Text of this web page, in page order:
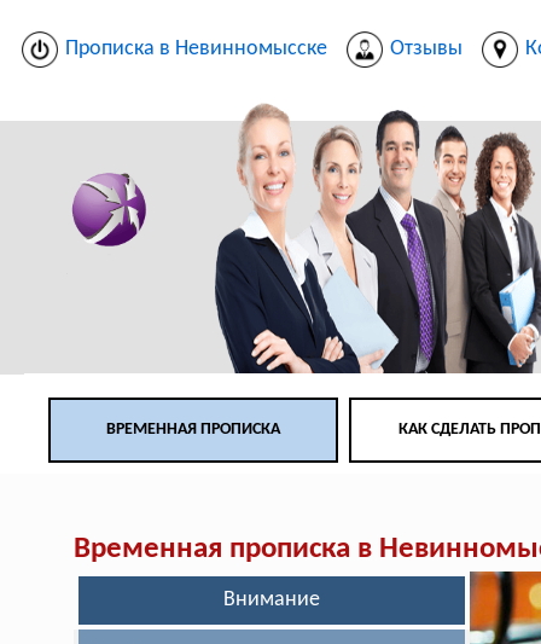
Прописка в Невинномысске Отзывы
ВРЕМЕННАЯ ПРОПИСКА КАК СДЕЛАТЬ
Временная прописка в
Внимание